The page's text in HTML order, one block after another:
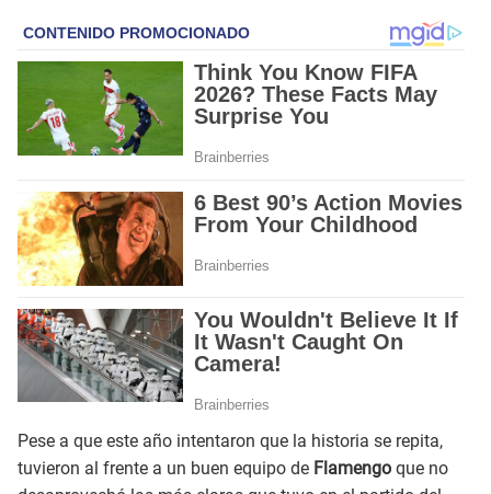
Pese a que este año intentaron que la historia se repita,
tuvieron al frente a un buen equipo de Flamengo que no